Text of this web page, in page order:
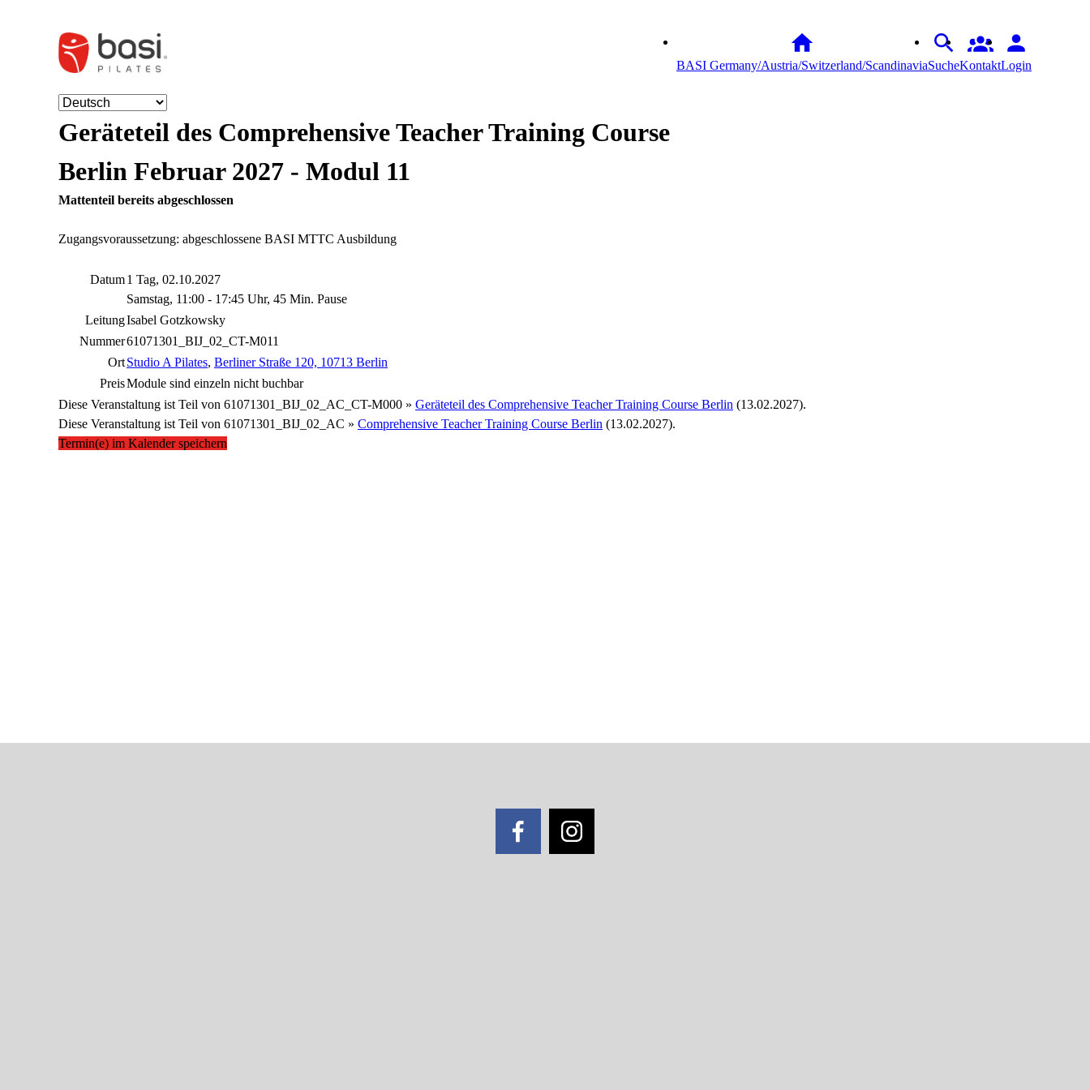
BASI Germany/Austria/Switzerland/ScandinaviaSucheKontaktLogin
Geräteteil des Comprehensive Teacher Training Course
Berlin Februar 2027 - Modul 11
Mattenteil bereits abgeschlossen
Zugangsvoraussetzung: abgeschlossene BASI MTTC Ausbildung
Datum1 Tag, 02.10.2027
Samstag, 11:00 - 17:45 Uhr, 45 Min. Pause
LeitungIsabel Gotzkowsky
Nummer61071301_BIJ_02_CT-M011
OrtStudio A Pilates, Berliner Straße 120, 10713 Berlin
PreisModule sind einzeln nicht buchbar
Diese Veranstaltung ist Teil von 61071301_BIJ_02_AC_CT-M000 » Geräteteil des Comprehensive Teacher Training Course Berlin (13.02.2027).
Diese Veranstaltung ist Teil von 61071301_BIJ_02_AC » Comprehensive Teacher Training Course Berlin (13.02.2027).
Termin(e) im Kalender speichern